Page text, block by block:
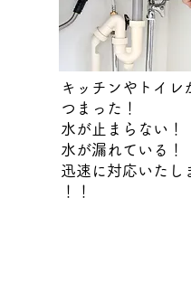
キッチンやトイレ
つまった！
水が止まらない！
水が漏れている！
迅速に対応いたし
​！！